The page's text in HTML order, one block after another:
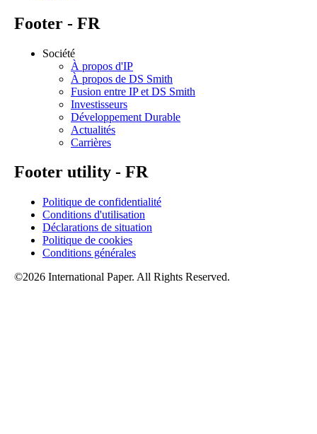
Footer - FR
Société
À propos d'IP
À propos de DS Smith
Fusion entre IP et DS Smith
Investisseurs
Développement Durable
Actualités
Carrières
Footer utility - FR
Politique de confidentialité
Conditions d'utilisation
Déclarations de situation
Politique de cookies
Conditions générales
©2026 International Paper. All Rights Reserved.